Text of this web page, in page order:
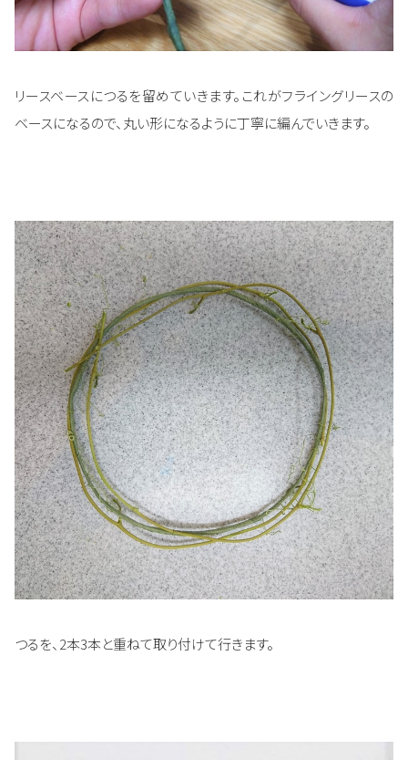
リースベースにつるを留めていきます。これがフライングリースの
ベースになるので、丸い形になるように丁寧に編んでいきます。
つるを、2本3本と重ねて取り付けて行きます。